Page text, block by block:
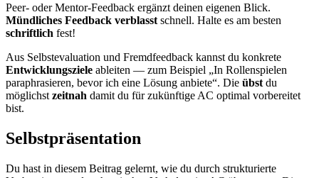
Peer- oder Mentor-Feedback ergänzt deinen eigenen Blick.
Mündliches Feedback verblasst schnell. Halte es am besten
schriftlich fest!
Aus Selbstevaluation und Fremdfeedback kannst du konkrete
Entwicklungsziele ableiten — zum Beispiel „In Rollenspielen
paraphrasieren, bevor ich eine Lösung anbiete“. Die übst du
möglichst zeitnah damit du für zukünftige AC optimal vorbereitet
bist.
Selbstpräsentation
Du hast in diesem Beitrag gelernt, wie du durch strukturierte